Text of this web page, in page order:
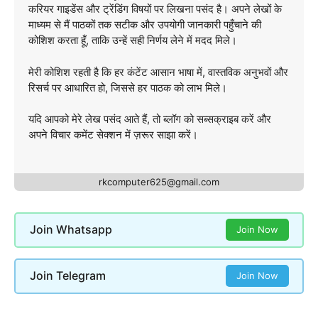
करियर गाइडेंस और ट्रेंडिंग विषयों पर लिखना पसंद है। अपने लेखों के
माध्यम से मैं पाठकों तक सटीक और उपयोगी जानकारी पहुँचाने की
कोशिश करता हूँ, ताकि उन्हें सही निर्णय लेने में मदद मिले।
मेरी कोशिश रहती है कि हर कंटेंट आसान भाषा में, वास्तविक अनुभवों और
रिसर्च पर आधारित हो, जिससे हर पाठक को लाभ मिले।
यदि आपको मेरे लेख पसंद आते हैं, तो ब्लॉग को सब्सक्राइब करें और
अपने विचार कमेंट सेक्शन में ज़रूर साझा करें।
rkcomputer625@gmail.com
Join Whatsapp Join Now
Join Telegram Join Now